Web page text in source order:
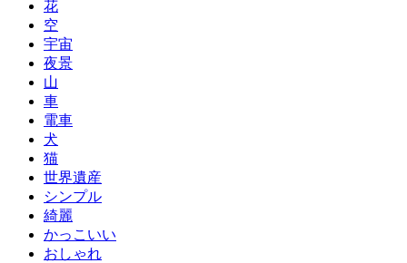
花
空
宇宙
夜景
山
車
電車
犬
猫
世界遺産
シンプル
綺麗
かっこいい
おしゃれ